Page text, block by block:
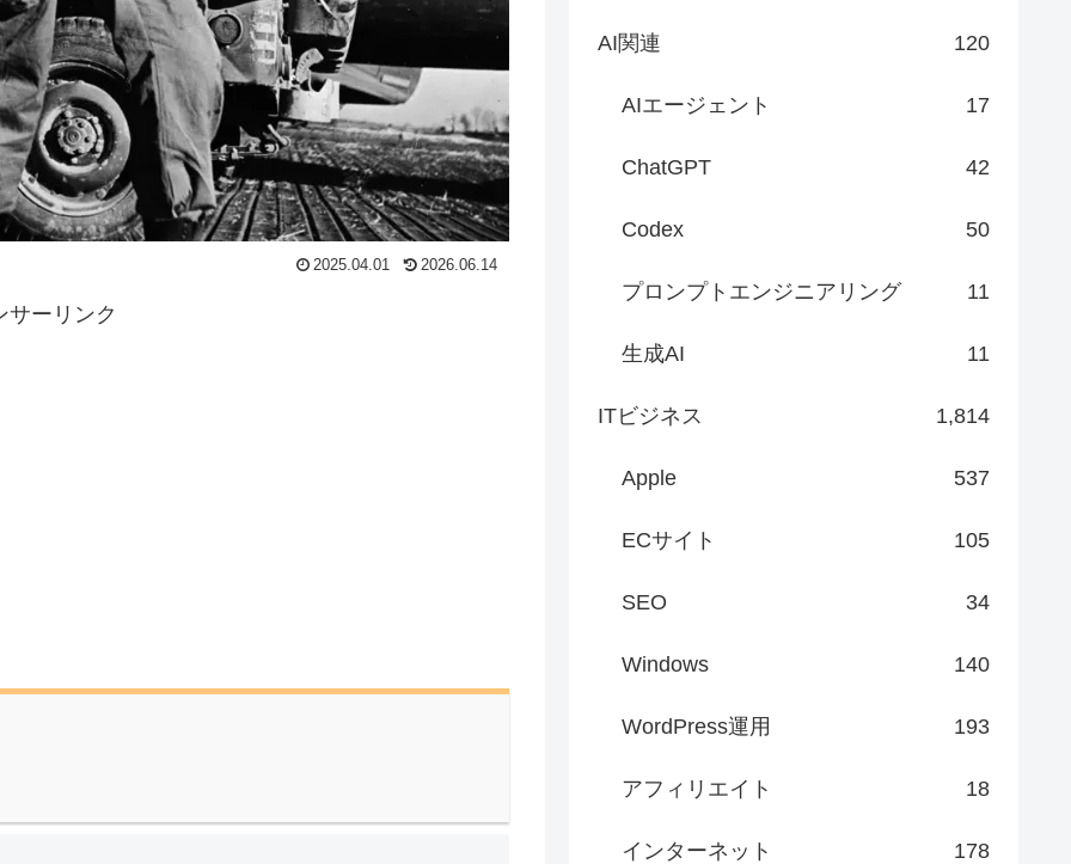
2025.04.01 2026.06.14
サーリンク
AI関連 120
AIエージェント 17
ChatGPT 42
Codex 50
プロンプトエンジニアリング 11
生成AI 11
ITビジネス 1,814
Apple 537
ECサイト 105
SEO 34
Windows 140
WordPress運用 193
アフィリエイト 18
インターネット 178